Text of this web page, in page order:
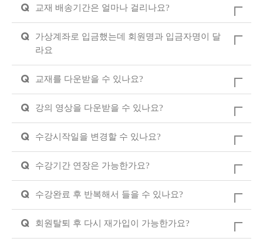
Q 교재 배송기간은 얼마나 걸리나요?
Q
가상계좌로 입금했는데 회원명과 입금자명이 달
라요
Q 교재를 다운받을 수 있나요?
Q 강의 영상을 다운받을 수 있나요?
Q 수강시작일을 변경할 수 있나요?
Q 수강기간 연장은 가능한가요?
Q 수강완료 후 반복해서 들을 수 있나요?
Q 회원탈퇴 후 다시 재가입이 가능한가요?